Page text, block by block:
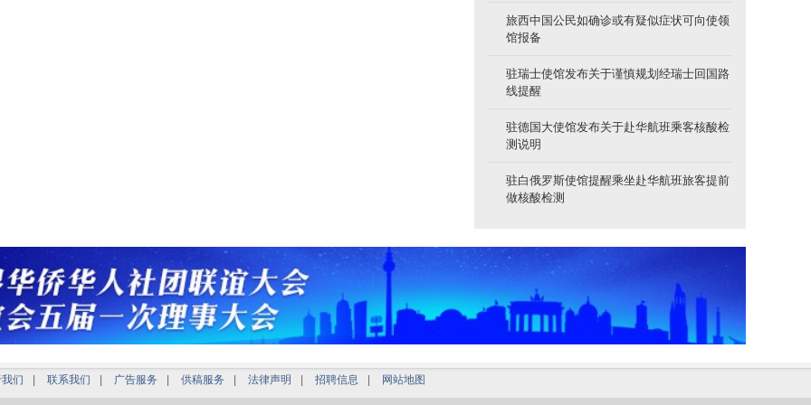
旅西中国公民如确诊或有疑似症状可向使领
馆报备
驻瑞士使馆发布关于谨慎规划经瑞士回国路
线提醒
驻德国大使馆发布关于赴华航班乘客核酸检
测说明
驻白俄罗斯使馆提醒乘坐赴华航班旅客提前
做核酸检测
们 联系我们 广告服务 供稿服务 法律声明 招聘信息 网站地图